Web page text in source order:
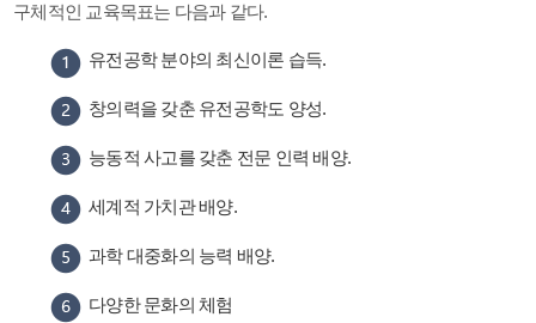
구체적인 교육목표는 다음과 같다.
유전공학 분야의 최신이론 습득.
창의력을 갖춘 유전공학도 양성.
능동적 사고를 갖춘 전문 인력 배양.
세계적 가치관 배양.
과학 대중화의 능력 배양.
다양한 문화의 체험